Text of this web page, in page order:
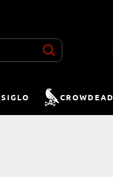
SIGLO CROWDEAD